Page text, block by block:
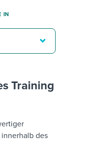
Training
des
IN